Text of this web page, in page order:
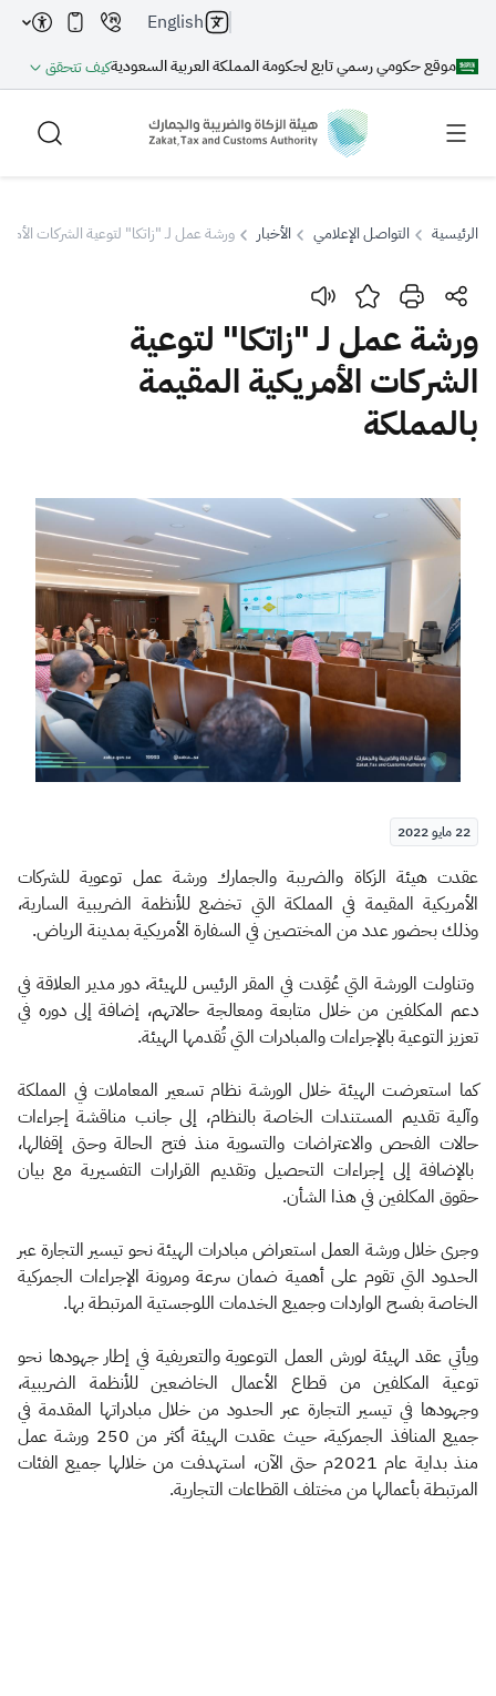
موقع حكومي رسمي تابع لحكومة المملكة العربية السعوديةكيف تتحقق
English
بحث
بحث بحث AI
اقتراحات
الزكاة الجمارك
ضريبة القيمة المضافة
الإقرار الضريبي
التصرفات العقارية
الرئيسية التواصل الإعلامي الأخبار ورشة عمل لـ "زاتكا" لتوعية الشركات
ورشة عمل لـ "زاتكا" لتوعية
الشركات الأمريكية المقيمة
بالمملكة
22 مايو 2022
​​​​عقدت هيئة الزكاة والضريبة والجمارك ورشة عمل توعوية للشركات
الأمريكية المقيمة في المملكة التي تخضع للأنظمة الضريبية السارية،
وذلك بحضور عدد من المختصين في السفارة الأمريكية بمدينة الرياض.
وتناولت الورشة التي عُقِدت في المقر الرئيس للهيئة، دور مدير العلاقة في
دعم المكلفين من خلال متابعة ومعالجة حالاتهم، إضافة إلى دوره في
تعزيز التوعية بالإجراءات والمبادرات التي تُقدمها الهيئة.
كما استعرضت الهيئة خلال الورشة نظام تسعير المعاملات في المملكة
وآلية تقديم المستندات الخاصة بالنظام، إلى جانب مناقشة إجراءات
حالات الفحص والاعتراضات والتسوية منذ فتح الحالة وحتى إقفالها،
بالإضافة إلى إجراءات التحصيل وتقديم القرارات التفسيرية مع بيان
حقوق المكلفين في هذا الشأن.
وجرى خلال ورشة العمل استعراض مبادرات الهيئة نحو تيسير التجارة عبر
الحدود التي تقوم على أهمية ضمان سرعة ومرونة الإجراءات الجمركية
الخاصة بفسح الواردات وجميع الخدمات اللوجستية المرتبطة بها.
ويأتي عقد الهيئة لورش العمل التوعوية والتعريفية في إطار جهودها نحو
توعية المكلفين من قطاع الأعمال الخاضعين للأنظمة الضريبية،
وجهودها في تيسير التجارة عبر الحدود من خلال مبادراتها المقدمة في
جميع المنافذ الجمركية، حيث عقدت الهيئة أكثر من 250 ورشة عمل
منذ بداية عام 2021م حتى الآن، استهدفت من خلالها جميع الفئات
المرتبطة بأعمالها من مختلف القطاعات التجارية.